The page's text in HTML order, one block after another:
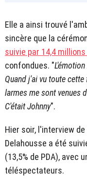
Elle a ainsi trouvé
sincère que la
suivie par 14,4
confondues. "
Quand j'ai vu toute
larmes me sont venues
C'était Johnny".
Hier soir, l'interview
Delahousse a été
(13,5% de PDA), avec
téléspectateurs.